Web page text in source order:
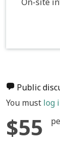
On-site
Public
You must log
$55